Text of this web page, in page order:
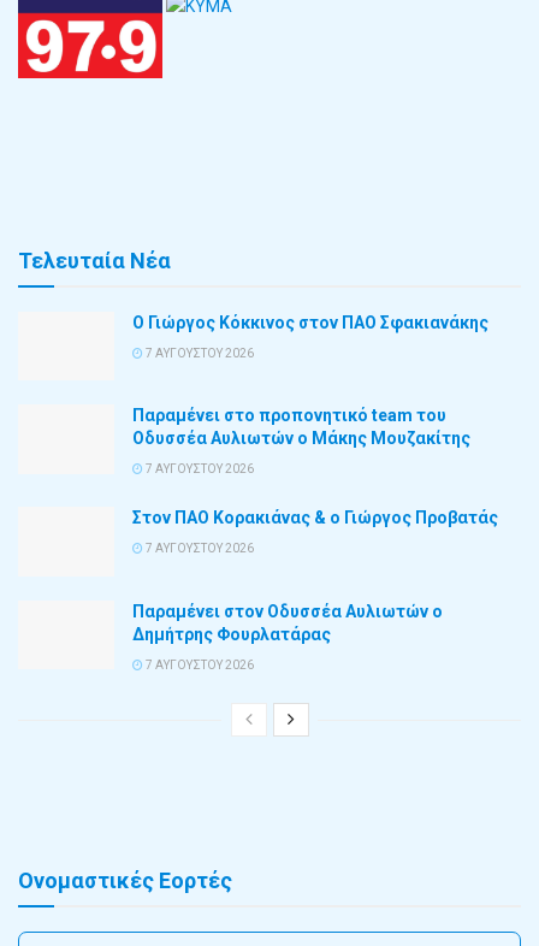
Τελευταία Νέα
Ο Γιώργος Κόκκινος στον ΠΑΟ Σφακιανάκης
7 ΑΥΓΟΎΣΤΟΥ 2026
Παραμένει στο προπονητικό team του
Οδυσσέα Αυλιωτών ο Μάκης Μουζακίτης
7 ΑΥΓΟΎΣΤΟΥ 2026
Στον ΠΑΟ Κορακιάνας & ο Γιώργος Προβατάς
7 ΑΥΓΟΎΣΤΟΥ 2026
Παραμένει στον Οδυσσέα Αυλιωτών ο
Δημήτρης Φουρλατάρας
7 ΑΥΓΟΎΣΤΟΥ 2026
Ονομαστικές Εορτές